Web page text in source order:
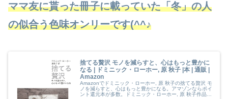
ママ友に貰った冊子に載っていた「冬」の人
の似合う色味オンリーです(^^♪
捨てる贅沢 モノを減らすと、心はもっと豊かに
なる | ドミニック・ローホー, 原 秋子 |本 | 通販 |
Amazon
Amazonでドミニック・ローホー, 原 秋子の捨てる贅沢 モ
ノを減らすと、心はもっと豊かになる。アマゾンならポイ
ント還元本が多数。ドミニック・ローホー, 原 秋子作品ほ